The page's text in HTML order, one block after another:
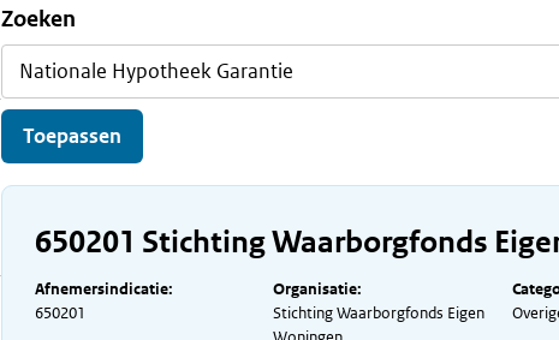
Zoeken
650201 Stichting Waarborgfonds
Afnemersindicatie:
650201
Organisatie:
Stichting Waarborgfonds Eigen